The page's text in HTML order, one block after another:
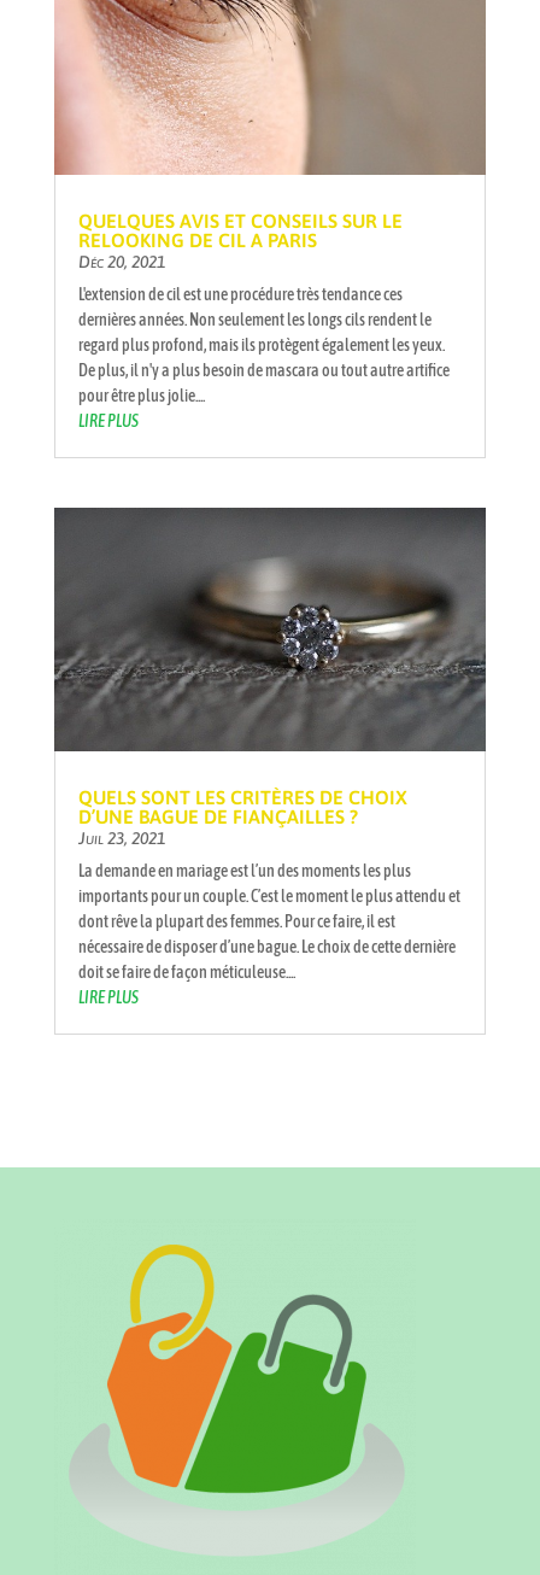
QUELQUES AVIS ET CONSEILS SUR LE
RELOOKING DE CIL A PARIS
Déc 20, 2021
L'extension de cil est une procédure très tendance ces
dernières années. Non seulement les longs cils rendent le
regard plus profond, mais ils protègent également les yeux.
De plus, il n'y a plus besoin de mascara ou tout autre artifice
pour être plus jolie....
LIRE PLUS
QUELS SONT LES CRITÈRES DE CHOIX
D’UNE BAGUE DE FIANÇAILLES ?
Juil 23, 2021
La demande en mariage est l’un des moments les plus
importants pour un couple. C’est le moment le plus attendu et
dont rêve la plupart des femmes. Pour ce faire, il est
nécessaire de disposer d’une bague. Le choix de cette dernière
doit se faire de façon méticuleuse....
LIRE PLUS